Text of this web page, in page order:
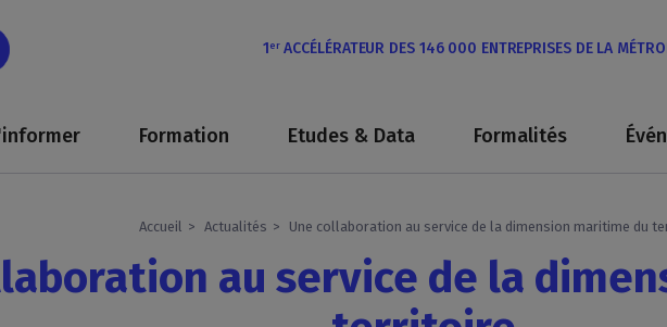
1 erACCÉLÉRATEUR DES 146 000 ENTREPRISES DE LA
Formation Etudes & Data Formalités
Accueil Actualités Une collaboration au service de la dimension maritime du
au service de la